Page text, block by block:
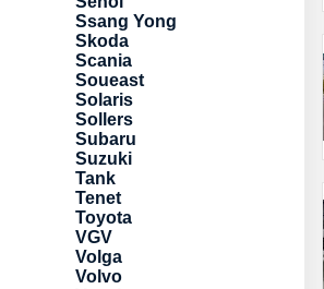
Ssang Yong
Skoda
Scania
Soueast
Solaris
Sollers
Subaru
Suzuki
Tank
Tenet
Toyota
VGV
Volga
Volvo